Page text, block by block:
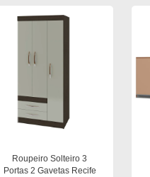
Roupeiro Solteiro 3
Portas 2 Gavetas Recife